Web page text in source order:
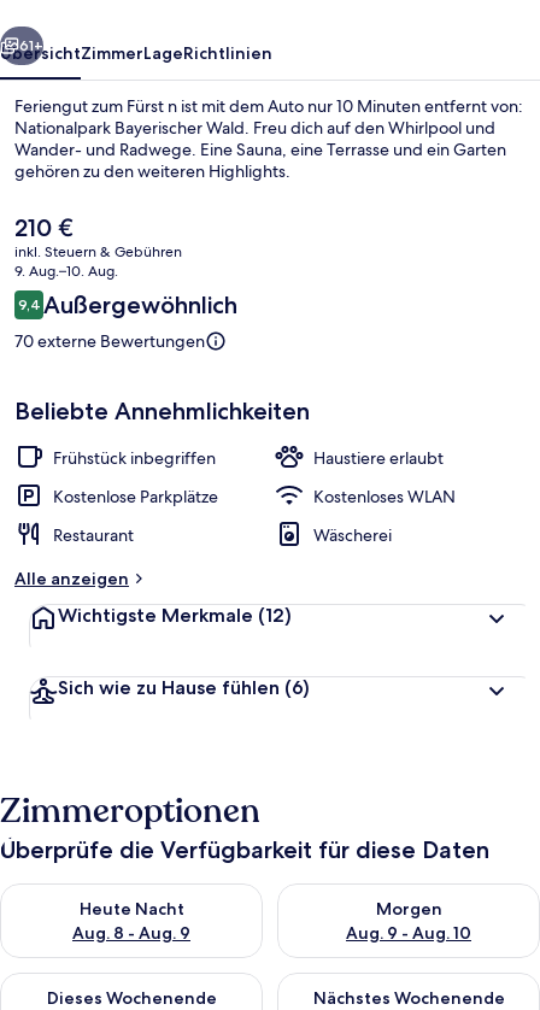
Weiter
61+
ÜbersichtZimmerLageRichtlinien
Feriengut zum Fürst n ist mit dem Auto nur 10 Minuten entfernt von:
Nationalpark Bayerischer Wald. Freu dich auf den Whirlpool und
Wander- und Radwege. Eine Sauna, eine Terrasse und ein Garten
gehören zu den weiteren Highlights.
Der
aktuelle
Preis
beträgt
210 €.
210 €
inkl. Steuern & Gebühren
9. Aug.–10. Aug.
Bewertungen
9,49,4 von 10.
Außergewöhnlich
70 externe Bewertungen
Beliebte Annehmlichkeiten
Frühstück inbegriffen
Haustiere erlaubt
Kostenlose Parkplätze
Kostenloses WLAN
Restaurant
Wäscherei
Alle anzeigen
Wichtigste Merkmale (12)
Sich wie zu Hause fühlen (6)
Zimmeroptionen
Überprüfe die Verfügbarkeit für diese Daten
Heute Nacht
Aug. 8 - Aug. 9
Überprüfe die Verfügbarkeit für heute Nacht, Aug. 8 - Aug. 9.
Morgen
Aug. 9 - Aug. 10
Überprüfe die Verfügbarkeit
Dieses Wochenende
Überprüfe die Verfügbarkeit für dieses Wochenende, Aug. 14
Nächstes Wochenende
Überprüfe die Verfügbarkeit